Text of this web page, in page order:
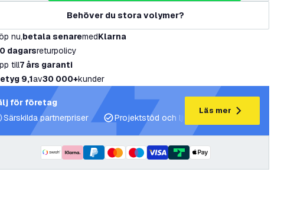
Behöver du stora volymer?
nu,betala senaremedKlarna
dagarsreturpolicy
till7 års garanti
9,1av30 000+kunder
för företag
Särskilda partnerpriser
Projektstöd och ljusplaner
Läs mer